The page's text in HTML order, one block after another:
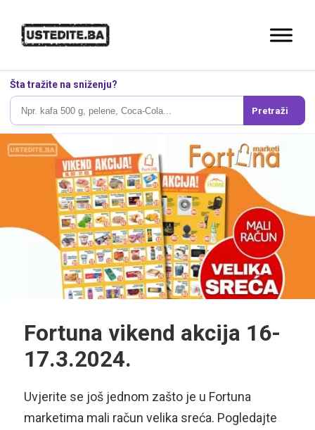
Šta tražite na sniženju?
Pretraži
Fortuna vikend akcija 16-
17.3.2024.
Uvjerite se još jednom zašto je u Fortuna
marketima mali račun velika sreća. Pogledajte